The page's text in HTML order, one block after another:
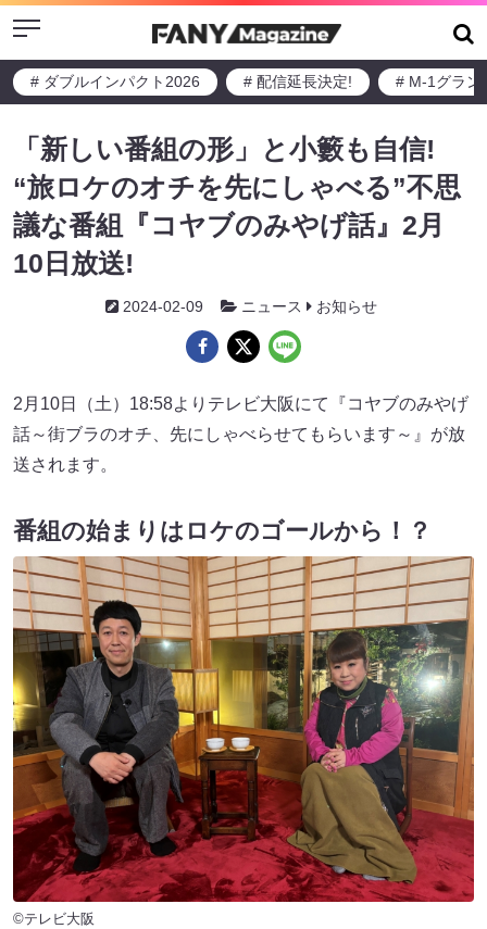
Menu
# ダブルインパクト2026 # 配信延長決定! # M-1グラン
「新しい番組の形」と小籔も自信!
“旅ロケのオチを先にしゃべる”不思
議な番組『コヤブのみやげ話』2月
10日放送!
2024-02-09 ニュース お知らせ
2月10日（土）18:58よりテレビ大阪にて『コヤブのみやげ
話～街ブラのオチ、先にしゃべらせてもらいます～』が放
送されます。
番組の始まりはロケのゴールから！？
©テレビ大阪